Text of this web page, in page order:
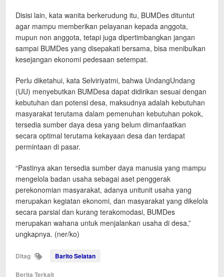
Disisi lain, kata wanita berkerudung itu, BUMDes dituntut
agar mampu memberikan pelayanan kepada anggota,
mupun non anggota, tetapi juga dipertimbangkan jangan
sampai BUMDes yang disepakati bersama, bisa menibulkan
kesejangan ekonomi pedesaan setempat.
Perlu diketahui, kata Selviriyatmi, bahwa UndangUndang
(UU) menyebutkan BUMDesa dapat didirikan sesuai dengan
kebutuhan dan potensi desa, maksudnya adalah kebutuhan
masyarakat terutama dalam pemenuhan kebutuhan pokok,
tersedia sumber daya desa yang belum dimanfaatkan
secara optimal terutama kekayaan desa dan terdapat
permintaan di pasar.
“Pastinya akan tersedia sumber daya manusia yang mampu
mengelola badan usaha sebagai aset penggerak
perekonomian masyarakat, adanya unitunit usaha yang
merupakan kegiatan ekonomi, dan masyarakat yang dikelola
secara parsial dan kurang terakomodasi, BUMDes
merupakan wahana untuk menjalankan usaha di desa,”
ungkapnya. (ner/ko)
Ditag Barito Selatan
Berita Terkait